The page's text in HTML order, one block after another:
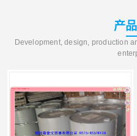
产
Development, design, production